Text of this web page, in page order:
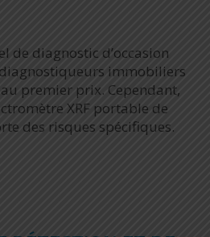
de diagnostic d’occasion
immobiliers
premier prix. Cependant,
XRF portable de
des risques spécifiques.